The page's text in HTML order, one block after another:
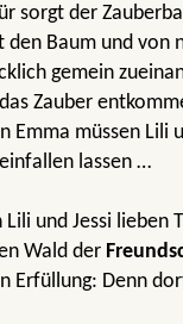
sorgt der
den Baum und von
gemein
Zauber
Emma müssen Lili
lassen …
Lili und Jessi lieben
Wald der
Erfüllung: Denn